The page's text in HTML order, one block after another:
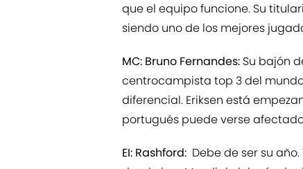
que el equipo funcione. Su
siendo uno de los mejores
MC: Bruno Fernandes: Su bajón
centrocampista top 3 del
diferencial. Eriksen está
portugués puede verse
EI: Rashford: Debe de ser su